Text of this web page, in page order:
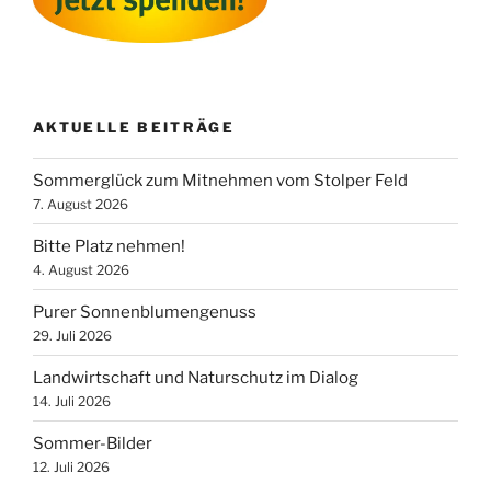
AKTUELLE BEITRÄGE
Sommerglück zum Mitnehmen vom Stolper Feld
7. August 2026
Bitte Platz nehmen!
4. August 2026
Purer Sonnenblumengenuss
29. Juli 2026
Landwirtschaft und Naturschutz im Dialog
14. Juli 2026
Sommer-Bilder
12. Juli 2026